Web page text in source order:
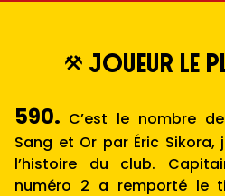
joueur le
590. C’est le nombre
Sang et Or par Éric
l’histoire du club.
numéro 2 a remporté le